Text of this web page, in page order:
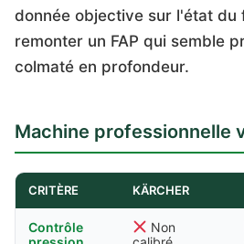
donnée objective sur l'état du
remonter un FAP qui semble
colmaté en profondeur.
Machine professionnelle
CRITÈRE KÄRCHER
Contrôle
Non